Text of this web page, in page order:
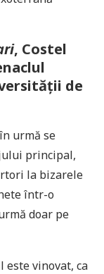
, Costel
de
urmă se
principal,
la bizarele
într-o
doar pe
este vinovat, ca